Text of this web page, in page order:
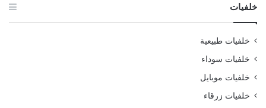
خلفيات
خلفيات طبيعية
خلفيات سوداء
خلفيات موبايل
خلفيات زرقاء